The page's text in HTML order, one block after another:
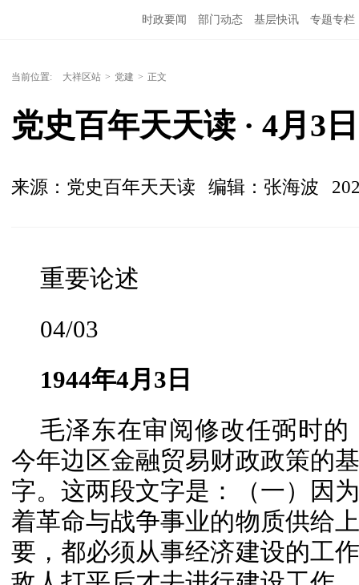
时政要闻 部门动态 基层快讯 专题专栏
当前位置: 大祥区站 > 党建 > 正文
党史百年天天读 · 4月3日
来源：党史百年天天读 编辑：张海波
重要论述
04/03
1944年4月3日
毛泽东在审阅修改任弼时
今年边区金融贸易财政政策的
字。这两段文字是：（一）因
着革命与战争事业的物质供给
要，都必须从事经济建设的工